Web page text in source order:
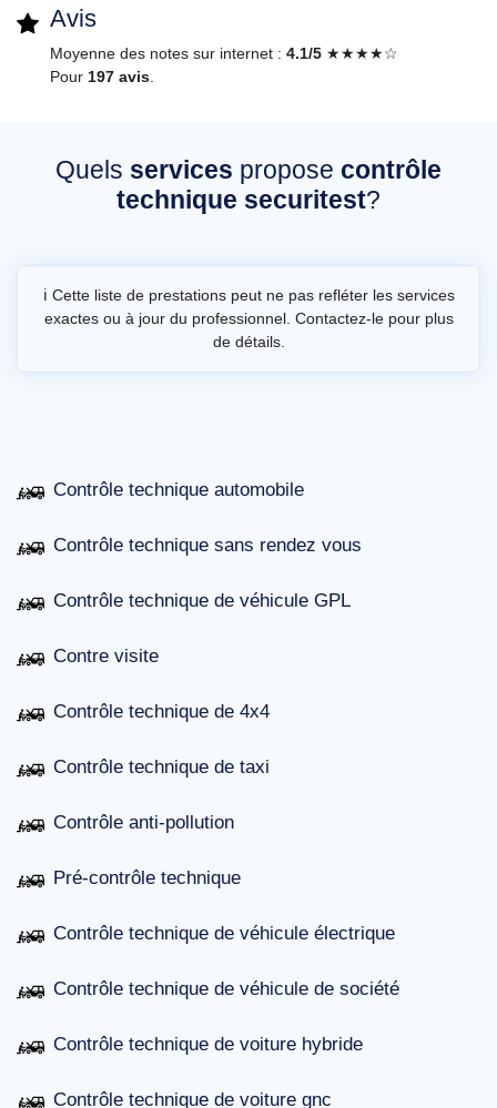
Avis
Moyenne des notes sur internet : 4.1/5 ★★★★☆
Pour 197 avis
Quels services propose contrôle
technique securitest?
ℹ️ Cette liste de prestations peut ne pas refléter les services
exactes ou à jour du professionnel. Contactez-le pour plus
de détails.
Contrôle technique automobile
Contrôle technique sans rendez vous
Contrôle technique de véhicule GPL
Contre visite
Contrôle technique de 4x4
Contrôle technique de taxi
Contrôle anti-pollution
Pré-contrôle technique
Contrôle technique de véhicule électrique
Contrôle technique de véhicule de société
Contrôle technique de voiture hybride
Contrôle technique de voiture gnc